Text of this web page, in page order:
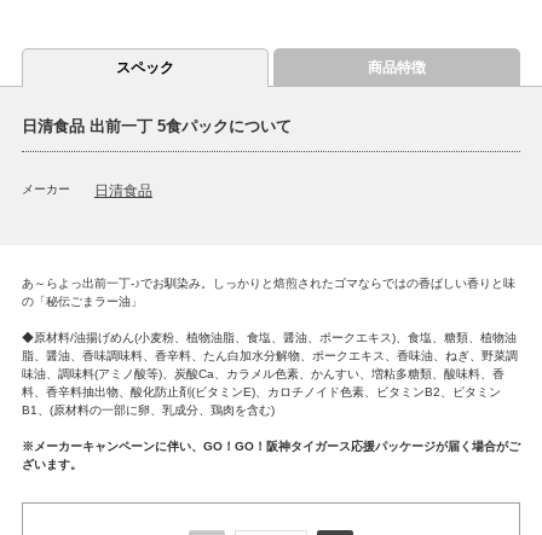
スペック 商品特徴
日清食品 出前一丁 5食パックについて
メーカー 日清食品
あ～らよっ出前一丁-♪でお馴染み。しっかりと焙煎されたゴマならではの香ばしい香りと味
の「秘伝ごまラー油」
◆原材料/油揚げめん(小麦粉、植物油脂、食塩、醤油、ポークエキス)、食塩、糖類、植物油
脂、醤油、香味調味料、香辛料、たん白加水分解物、ポークエキス、香味油、ねぎ、野菜調
味油、調味料(アミノ酸等)、炭酸Ca、カラメル色素、かんすい、増粘多糖類、酸味料、香
料、香辛料抽出物、酸化防止剤(ビタミンE)、カロチノイド色素、ビタミンB2、ビタミン
B1、(原材料の一部に卵、乳成分、鶏肉を含む)
※メーカーキャンペーンに伴い、GO！GO！阪神タイガース応援パッケージが届く場合がご
ざいます。